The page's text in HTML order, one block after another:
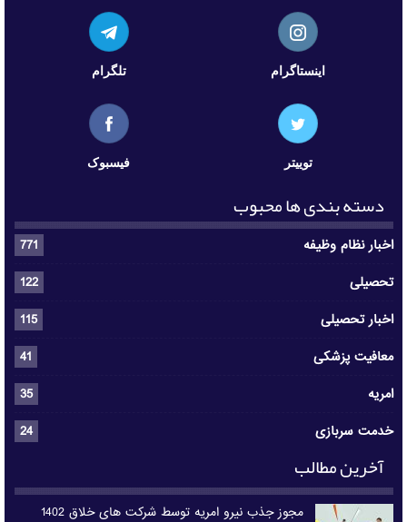
اینستاگرام تلگرام
توییتر فیسبوک
دسته بندی ها محبوب
اخبار نظام وظیفه
771
تحصیلی
122
اخبار تحصیلی
115
معافیت پزشکی
41
امریه
35
خدمت سربازی
24
آخرین مطالب
مجوز جذب نیرو امریه توسط شرکت های خلاق 1402